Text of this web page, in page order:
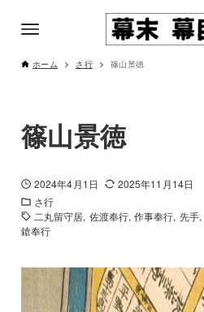
ホーム さ行 篠山景徳
篠山景徳
2024年4月1日
2025年11月14日
さ行
二丸留守居 佐渡奉行 作事奉行 先手
鎗奉行